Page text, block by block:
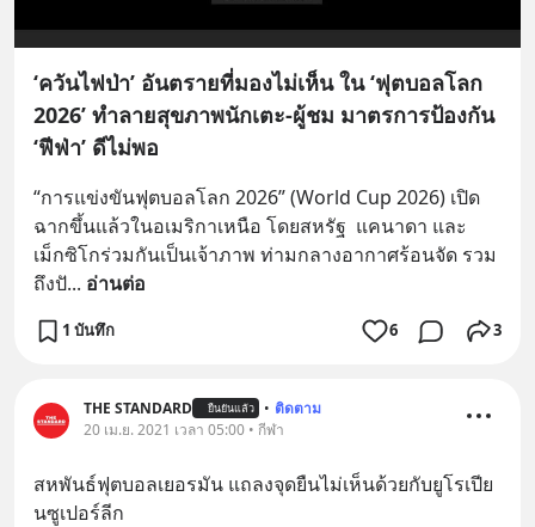
‘ควันไฟป่า’ อันตรายที่มองไม่เห็น ใน ‘ฟุตบอลโลก
2026’ ทำลายสุขภาพนักเตะ-ผู้ชม มาตรการป้องกัน
‘ฟีฟ่า’ ดีไม่พอ
“การแข่งขันฟุตบอลโลก 2026” (World Cup 2026) เปิด
ฉากขึ้นแล้วในอเมริกาเหนือ โดยสหรัฐ  แคนาดา และ
เม็กซิโกร่วมกันเป็นเจ้าภาพ ท่ามกลางอากาศร้อนจัด รวม
ถึงปั... อ่านต่อ
1 บันทึก 6 3
THE STANDARD ยืนยันแล้ว • ติดตาม
20 เม.ย. 2021 เวลา 05:00 • กีฬา
สหพันธ์ฟุตบอลเยอรมัน แถลงจุดยืนไม่เห็นด้วยกับยูโรเปีย
นซูเปอร์ลีก